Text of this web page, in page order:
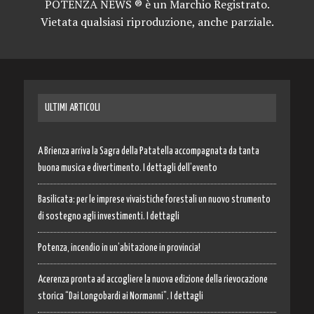
POTENZA NEWS ® è un Marchio Registrato.
Vietata qualsiasi riproduzione, anche parziale.
ULTIMI ARTICOLI
A Brienza arriva la Sagra della Patatella accompagnata da tanta
buona musica e divertimento. I dettagli dell’evento
Basilicata: per le imprese vivaistiche forestali un nuovo strumento
di sostegno agli investimenti. I dettagli
Potenza, incendio in un’abitazione in provincia!
Acerenza pronta ad accogliere la nuova edizione della rievocazione
storica “Dai Longobardi ai Normanni”. I dettagli